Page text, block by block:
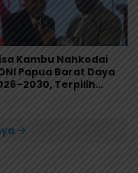
Kambu Nahkodai
Papua Barat Daya
Terpilih